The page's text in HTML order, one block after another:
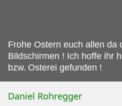
Frohe Ostern euch allen da
Bildschirmen ! Ich hoffe ihr
bzw. Osterei gefunden !
Daniel Rohregger